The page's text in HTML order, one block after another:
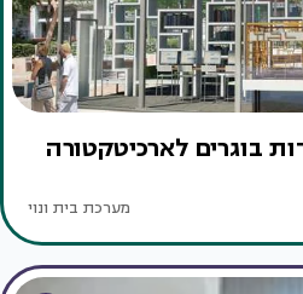
בוגרים לארכיטקטורה
מערכת בית ונוי